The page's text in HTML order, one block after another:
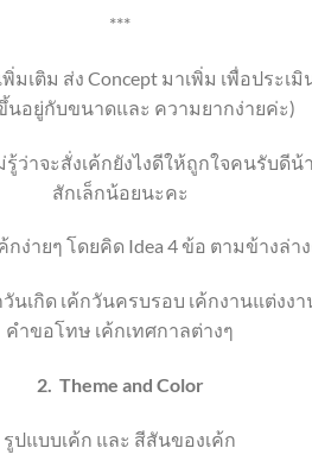
***
มเติม ส่ง Concept มาเพิ่ม เพื่อประเ
นอยู่กับขนาดและ ความยากง่ายค่ะ)
ว่าจะสั่งเค้กยังไงดีให้ถูกใจคนรับดี
สักเล็กน้อยนะคะ
กง่ายๆ โดยคิด Idea 4 ข้อ ตามข้างล่า
วันเกิด เค้กวันครบรอบ เค้กงานแต่งง
คำขอโทษ เค้กเทศกาลต่างๆ
2. Theme and Color
รูปแบบเค้ก และ สีสันของเค้ก